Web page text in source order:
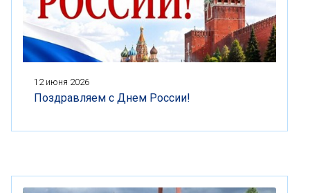
12 июня 2026
Поздравляем с Днем России!